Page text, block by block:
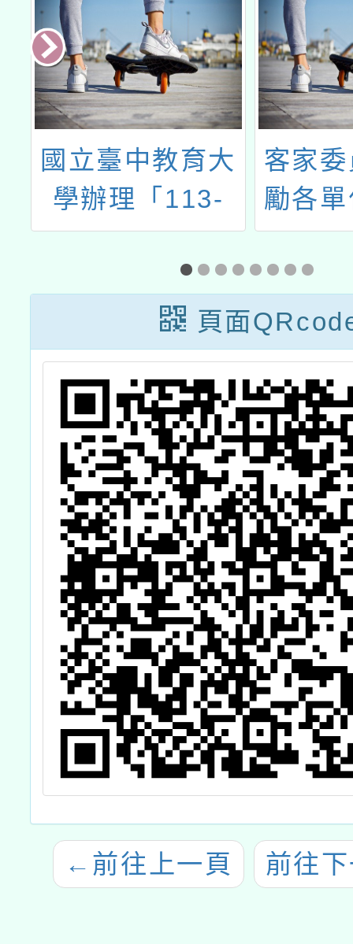
國立臺中教育大
學辦理「113-
114年國民小學
現職教師臺灣台
語輔導認證密集
課程研習計畫」
客家
勵各
與客
證，
113年
力各
屬
頁面
← 前往上一頁 前往